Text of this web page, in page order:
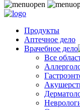
Продукты
Аптечное дело
Врачебное дело
Все